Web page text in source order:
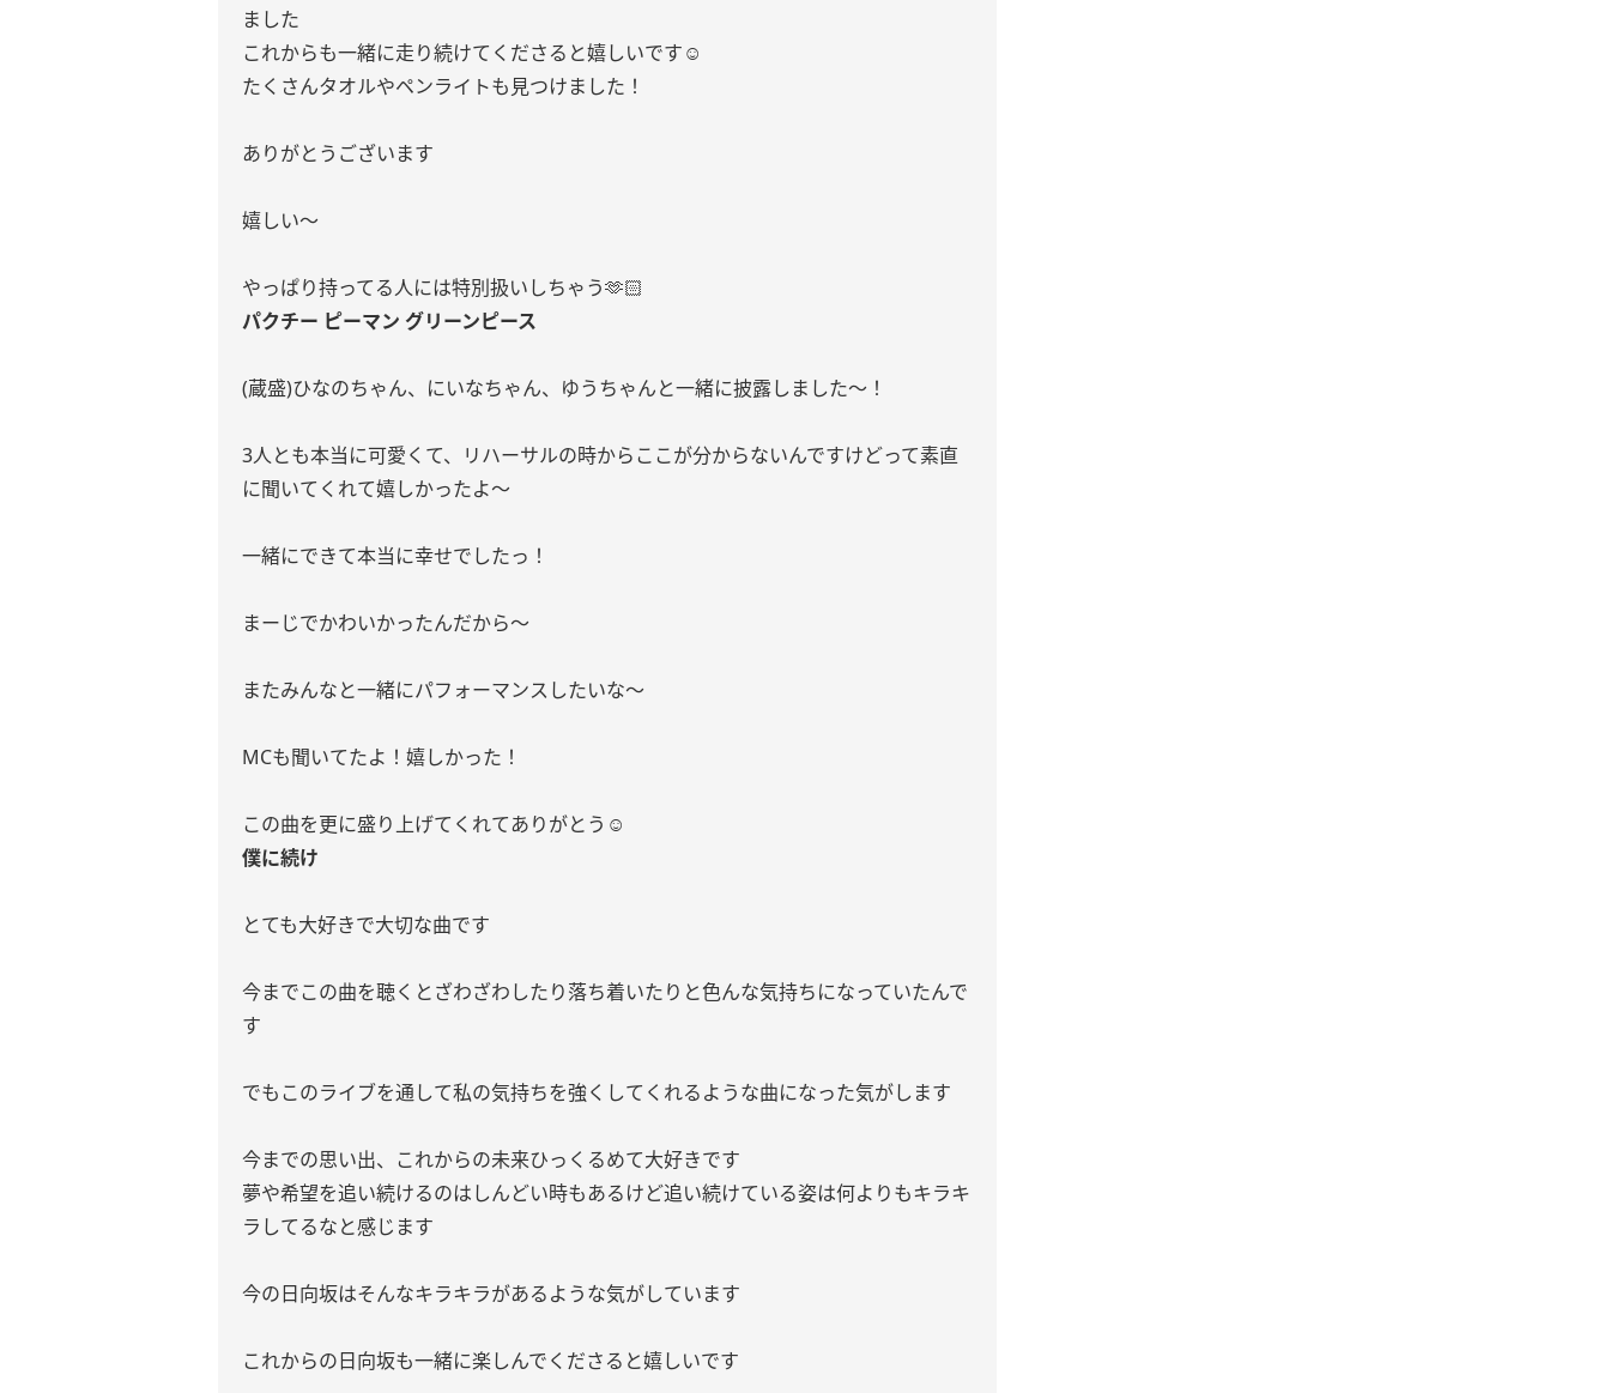
ました
これからも一緒に走り続けてくださると嬉しいです☺️
たくさんタオルやペンライトも見つけました！
ありがとうございます
嬉しい〜
やっぱり持ってる人には特別扱いしちゃう🫶🏻
パクチー ピーマン グリーンピース
(蔵盛)ひなのちゃん、にいなちゃん、ゆうちゃんと一緒に披露しました〜！
3人とも本当に可愛くて、リハーサルの時からここが分からないんですけどって素直
に聞いてくれて嬉しかったよ〜
一緒にできて本当に幸せでしたっ！
まーじでかわいかったんだから〜
またみんなと一緒にパフォーマンスしたいな〜
MCも聞いてたよ！嬉しかった！
この曲を更に盛り上げてくれてありがとう☺️
僕に続け
とても大好きで大切な曲です
今までこの曲を聴くとざわざわしたり落ち着いたりと色んな気持ちになっていたんで
す
でもこのライブを通して私の気持ちを強くしてくれるような曲になった気がします
今までの思い出、これからの未来ひっくるめて大好きです
夢や希望を追い続けるのはしんどい時もあるけど追い続けている姿は何よりもキラキ
ラしてるなと感じます
今の日向坂はそんなキラキラがあるような気がしています
これからの日向坂も一緒に楽しんでくださると嬉しいです